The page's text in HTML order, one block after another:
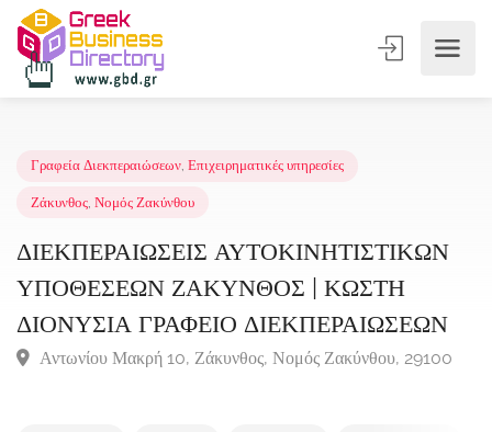
ΔΙΕΚΠΕΡΑΙΩΣΕΙΣ ΑΥΤΟΚΙΝΗΤΙΣΤΙΚΩΝ
ΥΠΟΘΕΣΕΩΝ ΖΑΚΥΝΘΟΣ | ΚΩΣΤΗ
ΔΙΟΝΥΣΙΑ ΓΡΑΦΕΙΟ ΔΙΕΚΠΕΡΑΙΩΣΕΩΝ